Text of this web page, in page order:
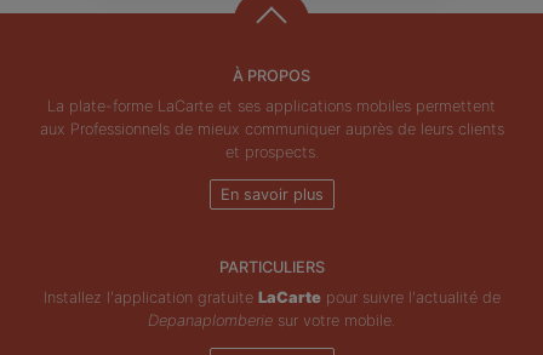
À PROPOS
La plate-forme LaCarte et ses applications mobiles permettent
aux Professionnels de mieux communiquer auprès de leurs clients
et prospects.
En savoir plus
PARTICULIERS
Installez l'application gratuite LaCartepour suivre l'actualité de
Depanaplomberie sur votre mobile.